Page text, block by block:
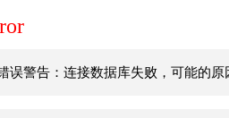
误警告：连接数据库失败，可能的